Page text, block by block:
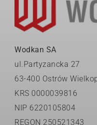
Wodkan SA
ul.Partyzancka 27
63-400 Ostrów
KRS 0000039816
NIP 6220105804
REGON 250521343